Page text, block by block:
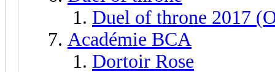
Duel of throne 2017
Académie BCA
Dortoir Rose